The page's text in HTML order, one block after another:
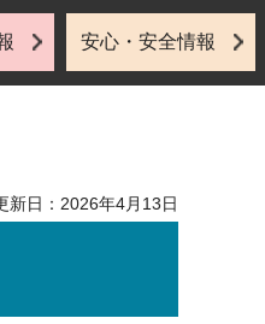
安心・安全情報
新日：2026年4月13日